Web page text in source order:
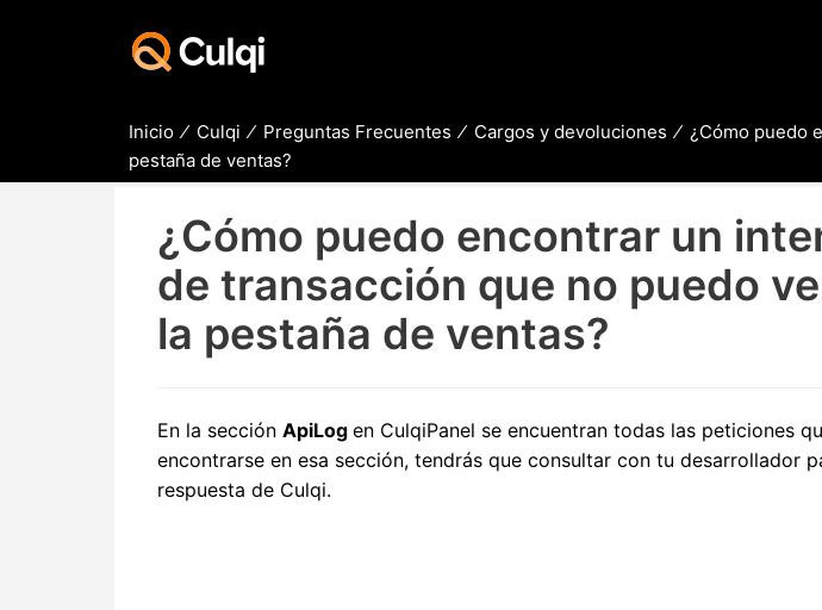
Inicio Culqi Preguntas Frecuentes Cargos y devoluciones
¿Cómo puedo
pestaña de ventas?
¿Cómo puedo encontrar un
de transacción que no puedo
la pestaña de ventas?
En la sección ApiLog en CulqiPanel se encuentran todas las peticiones
encontrarse en esa sección, tendrás que consultar con tu desarrollador
respuesta de Culqi.